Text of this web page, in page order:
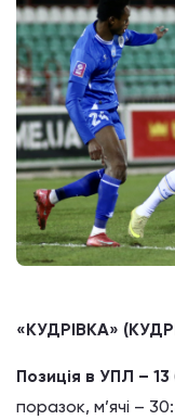
«КУДРІВКА»
Позиція в УПЛ – 13
поразок, м’ячі –